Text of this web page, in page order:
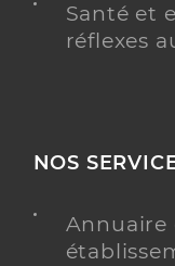
Santé et
réflexes
NOS
Annuaire